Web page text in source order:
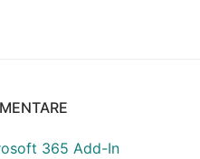
365 Add-In